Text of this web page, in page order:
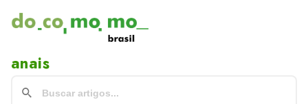
anais